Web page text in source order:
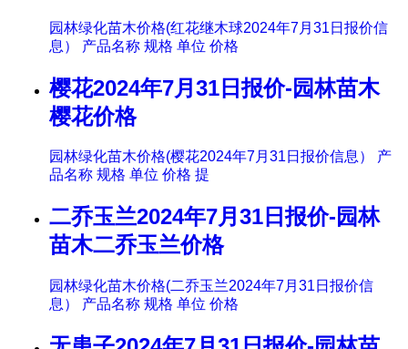
园林绿化苗木价格(红花继木球2024年7月31日报价信
息） 产品名称 规格 单位 价格
樱花2024年7月31日报价-园林苗木
樱花价格
园林绿化苗木价格(樱花2024年7月31日报价信息） 产
品名称 规格 单位 价格 提
二乔玉兰2024年7月31日报价-园林
苗木二乔玉兰价格
园林绿化苗木价格(二乔玉兰2024年7月31日报价信
息） 产品名称 规格 单位 价格